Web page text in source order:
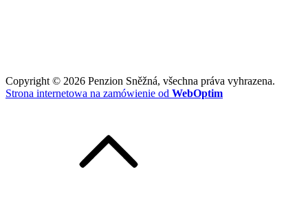
Copyright © 2026 Penzion Sněžná, všechna práva vyhrazena.
Strona internetowa na zamówienie od WebOptim